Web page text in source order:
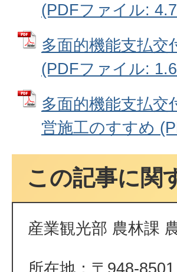
(PDFファイル:
多面的機能支払交
(PDFファイル:
多面的機能支払交
営施工のすすめ
この記事に関
産業観光部 農林課
所在地：〒948-